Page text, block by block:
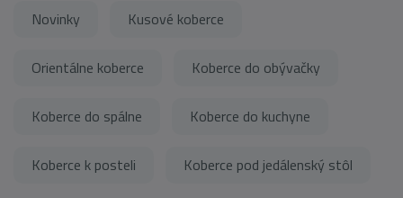
Novinky Kusové koberce
Orientálne koberce Koberce do obývačky
Koberce do spálne Koberce do kuchyne
Koberce k posteli Koberce pod jedálenský stôl